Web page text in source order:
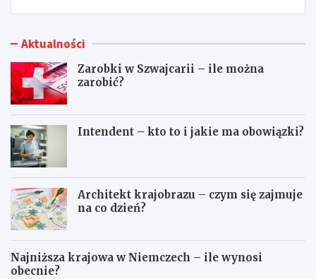
Aktualności
Zarobki w Szwajcarii – ile można
zarobić?
Intendent – kto to i jakie ma obowiązki?
Architekt krajobrazu – czym się zajmuje
na co dzień?
Najniższa krajowa w Niemczech – ile wynosi
obecnie?